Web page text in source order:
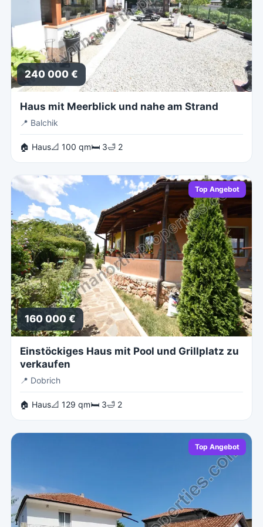
240 000 €
Haus mit Meerblick und nahe am Strand
📍 Balchik
🏠 Haus📐 100 qm🛏 3🛁 2
Top Angebot
160 000 €
Einstöckiges Haus mit Pool und Grillplatz zu
verkaufen
📍 Dobrich
🏠 Haus📐 129 qm🛏 3🛁 2
Top Angebot